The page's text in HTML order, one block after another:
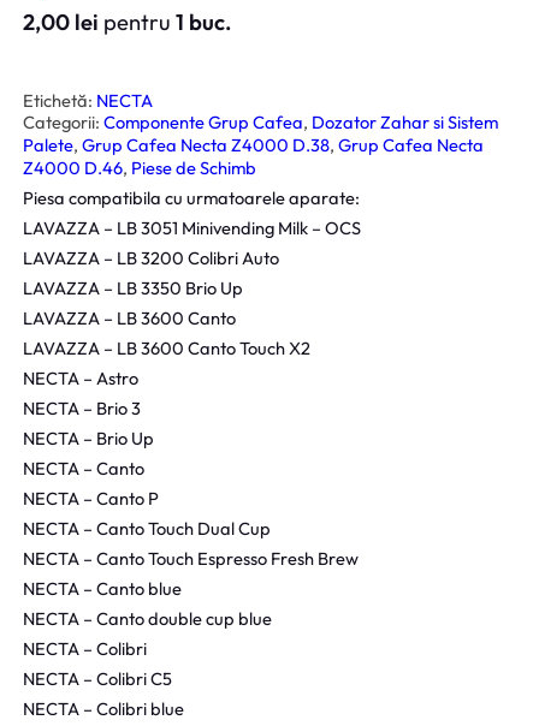
2,00 lei pentru1 buc.
Etichetă: NECTA
Categorii:Componente Grup Cafea, Dozator Zahar si Sistem
Palete, Grup Cafea Necta Z4000 D.38, Grup Cafea Necta
Z4000 D.46, Piese de Schimb
Piesa compatibila cu urmatoarele aparate:
LAVAZZA – LB 3051 Minivending Milk – OCS
LAVAZZA – LB 3200 Colibri Auto
LAVAZZA – LB 3350 Brio Up
LAVAZZA – LB 3600 Canto
LAVAZZA – LB 3600 Canto Touch X2
NECTA – Astro
NECTA – Brio 3
NECTA – Brio Up
NECTA – Canto
NECTA – Canto P
NECTA – Canto Touch Dual Cup
NECTA – Canto Touch Espresso Fresh Brew
NECTA – Canto blue
NECTA – Canto double cup blue
NECTA – Colibri
NECTA – Colibri C5
NECTA – Colibri blue